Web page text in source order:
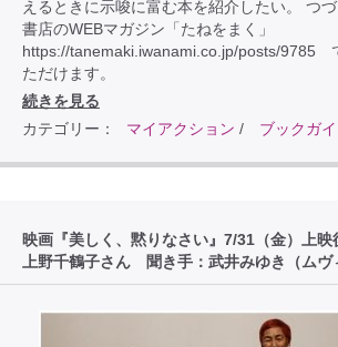
えるときに示唆に富む本を紹介したい。 つ
書店のWEBマガジン「たねをまく」
https://tanemaki.iwanami.co.jp/posts/9785
ただけます。
続きを見る
カテゴリー：
マイアクション / ブックガ
映画『美しく、黙りなさい』7/31（金）上映
上野千鶴子さん 聞き手：武井みゆき（ムヴ